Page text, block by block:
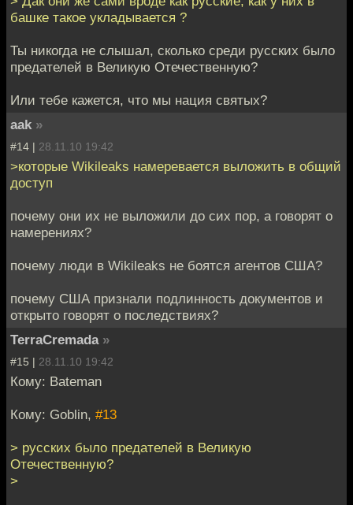
башке такое укладывается ?
Ты никогда не слышал, сколько среди русских было
предателей в Великую Отечественную?
Или тебе кажется, что мы нация святых?
aak »
#14 | 28.11.10 19:42
>которые Wikileaks намеревается выложить в общий
доступ
почему они их не выложили до сих пор, а говорят о
намерениях?
почему люди в Wikileaks не боятся агентов США?
почему США признали подлинность документов и
открыто говорят о последствиях?
TerraCremada »
#15 | 28.11.10 19:42
Кому: Bateman
Кому: Goblin, #13
> русских было предателей в Великую
Отечественную?
>